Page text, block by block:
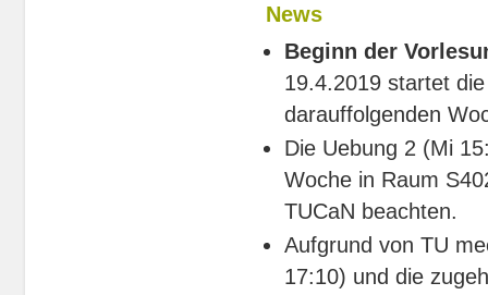
News
Beginn der
19.4.2019 startet
darauffolgenden
Die Uebung 2 (Mi
Woche in Raum
TUCaN beachten.
Aufgrund von TU
17:10) und die